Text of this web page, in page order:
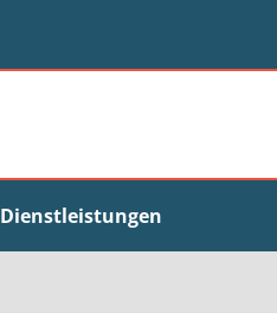
Dienstleistungen